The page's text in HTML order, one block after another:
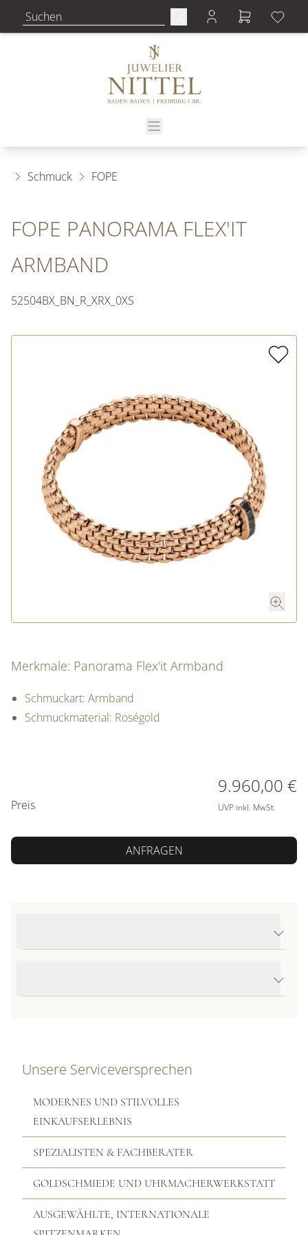
Schmuck FOPE
FOPE PANORAMA FLEX'IT
ARMBAND
52504BX_BN_R_XRX_0XS
Merkmale: Panorama Flex'it Armband
Schmuckart: Armband
Schmuckmaterial: Roségold
Preis
9.960,00 €
UVP inkl. MwSt.
ANFRAGEN
Unsere Serviceversprechen
MODERNES UND STILVOLLES
EINKAUFSERLEBNIS
SPEZIALISTEN & FACHBERATER
GOLDSCHMIEDE UND UHRMACHERWERKSTATT
AUSGEWÄHLTE, INTERNATIONALE